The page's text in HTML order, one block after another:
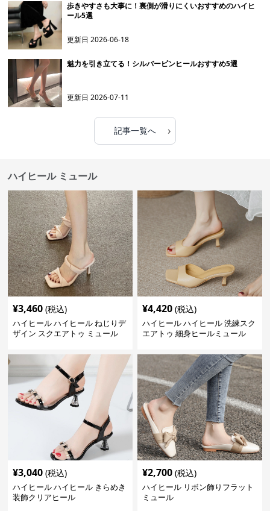
歩きやすさも大事に！裏側が滑りにくいおすすめのハイヒ
ール5選
更新日2026-06-18
魅力を引き立てる！シルバーピンヒールおすすめ5選
更新日2026-07-11
記事一覧へ ›
ハイヒール ミュール
¥3,460 (税込)
ハイヒール ハイヒール ねじりデ
ザイン スクエアトゥ ミュール
¥4,420 (税込)
ハイヒール ハイヒール 洗練スク
エアトゥ 細身ヒールミュール
¥3,040 (税込)
ハイヒール ハイヒール きらめき
装飾クリアヒール
¥2,700 (税込)
ハイヒール リボン飾りフラット
ミュール